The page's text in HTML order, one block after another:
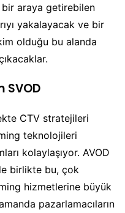
araya getirebilen
yakalayacak ve bir
olduğu bu alanda
SVOD
CTV stratejileri
teknolojileri
kolaylaşıyor. AVOD
birlikte bu, çok
hizmetlerine büyük
pazarlamacıların